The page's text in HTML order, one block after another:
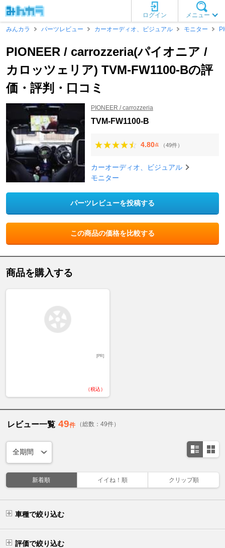
メニュー
ログイン
みんカラ
パーツレビュー カーオーディオ、ビジュアル モニター
PIONEER / carrozzeria(パイオニア /
カロッツェリア) TVM-FW1100-Bの評
価・評判・口コミ
PIONEER / carrozzeria
TVM-FW1100-B
4.80点 （49件）
カーオーディオ、ビジュアル
モニター
パーツレビューを投稿する
この商品の価格を比較する
商品を購入する
[PR]
（税込）
レビュー一覧 49件 （総数：49件）
新着順 イイね！順 クリップ順
車種で絞り込む
評価で絞り込む